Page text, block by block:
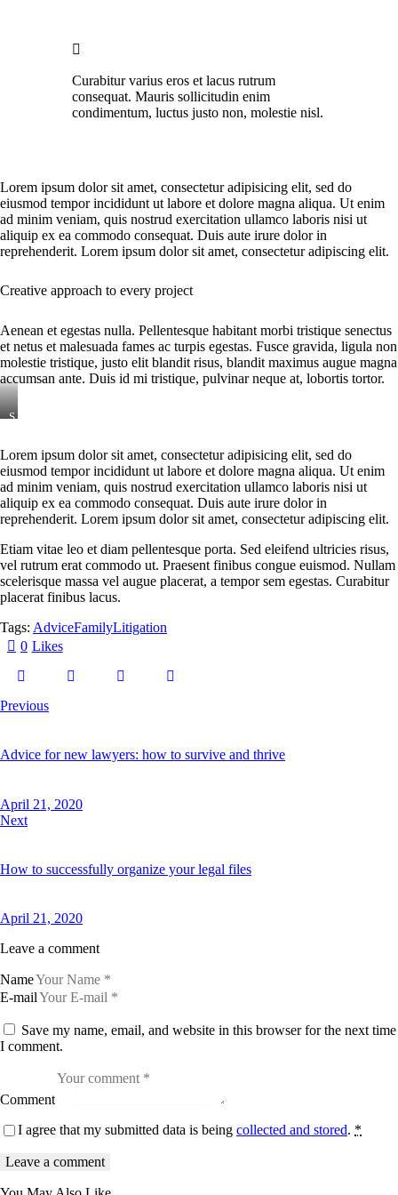
Curabitur varius eros et lacus rutrum
consequat. Mauris sollicitudin enim
condimentum, luctus justo non, molestie nisl.
Lorem ipsum dolor sit amet, consectetur adipisicing elit, sed do
eiusmod tempor incididunt ut labore et dolore magna aliqua. Ut enim
ad minim veniam, quis nostrud exercitation ullamco laboris nisi ut
aliquip ex ea commodo consequat. Duis aute irure dolor in
reprehenderit. Lorem ipsum dolor sit amet, consectetur adipiscing elit.
Creative approach to every project
Aenean et egestas nulla. Pellentesque habitant morbi tristique senectus
et netus et malesuada fames ac turpis egestas. Fusce gravida, ligula non
molestie tristique, justo elit blandit risus, blandit maximus augue magna
accumsan ante. Duis id mi tristique, pulvinar neque at, lobortis tortor.
S
t
c
l
i
t
a
a
s
d
g
u
e
r
,
s
e
a
n
c
s
l
b
r
e
d
o
e
B
y
e
i
Lorem ipsum dolor sit amet, consectetur adipisicing elit, sed do
eiusmod tempor incididunt ut labore et dolore magna aliqua. Ut enim
ad minim veniam, quis nostrud exercitation ullamco laboris nisi ut
aliquip ex ea commodo consequat. Duis aute irure dolor in
reprehenderit. Lorem ipsum dolor sit amet, consectetur adipiscing elit.
Etiam vitae leo et diam pellentesque porta. Sed eleifend ultricies risus,
vel rutrum erat commodo ut. Praesent finibus congue euismod. Nullam
scelerisque massa vel augue placerat, a tempor sem egestas. Curabitur
placerat finibus lacus.
Tags: AdviceFamilyLitigation
0 Likes
Previous
Advice for new lawyers: how to survive and thrive
April 21, 2020
Next
How to successfully organize your legal files
April 21, 2020
Leave a comment
Name
E-mail
Save my name, email, and website in this browser for the next time
I comment.
Comment
I agree that my submitted data is being collected and stored. *